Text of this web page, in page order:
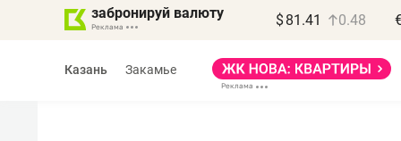
забронируй валюту $ 81.41 0.48
Казань Закамье